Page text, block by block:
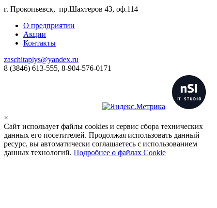
г. Прокопьевск, пр.Шахтеров 43, оф.114
О предприятии
Акции
Контакты
zaschitaplys@yandex.ru
8 (3846) 613-555, 8-904-576-0171
×
Сайт использует файлы cookies и сервис сбора технических
данных его посетителей. Продолжая использовать данный
ресурс, вы автоматически соглашаетесь с использованием
данных технологий. Подробнее о файлах Cookie